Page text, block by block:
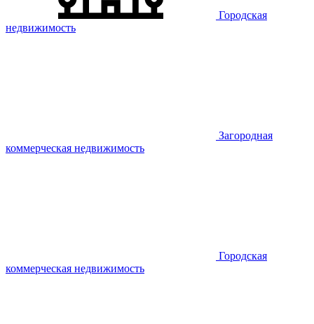
Городская
недвижимость
Загородная
коммерческая недвижимость
Городская
коммерческая недвижимость